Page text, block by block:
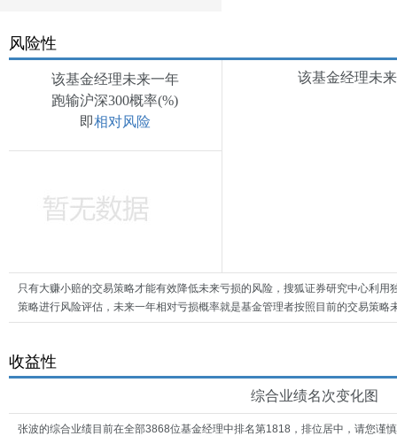
风险性
该基金经理未来一年
跑输沪深300概率(%)
即相对风险
该基金经理未
只有大赚小赔的交易策略才能有效降低未来亏损的风险，搜狐证券研究中心利
策略进行风险评估，未来一年相对亏损概率就是基金管理者按照目前的交易策略
收益性
综合业绩名次变化图
张波的综合业绩目前在全部3868位基金经理中排名第1818，排位居中，请您谨